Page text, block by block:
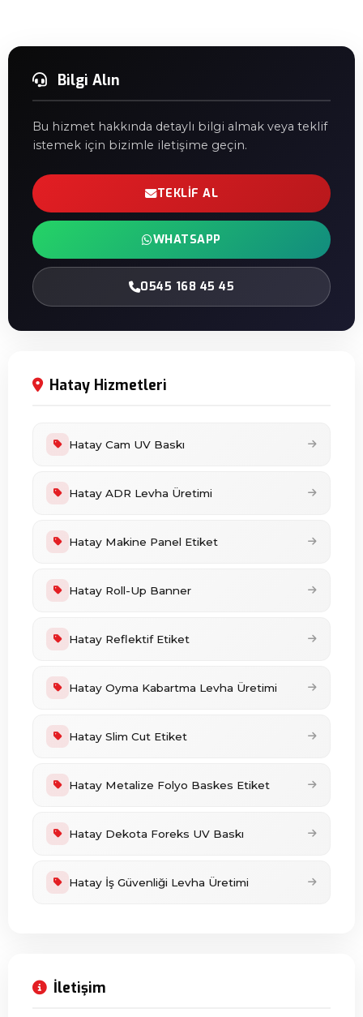
Bilgi Alın
Bu hizmet hakkında detaylı bilgi almak veya teklif
istemek için bizimle iletişime geçin.
TEKLIF AL
WHATSAPP
0545 168 45 45
Hatay Hizmetleri
Hatay Cam UV Baskı
Hatay ADR Levha Üretimi
Hatay Makine Panel Etiket
Hatay Roll-Up Banner
Hatay Reflektif Etiket
Hatay Oyma Kabartma Levha Üretimi
Hatay Slim Cut Etiket
Hatay Metalize Folyo Baskes Etiket
Hatay Dekota Foreks UV Baskı
Hatay İş Güvenliği Levha Üretimi
İletişim